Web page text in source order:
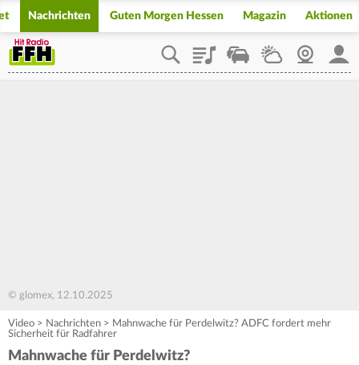
Nachrichten Guten Morgen Hessen Magazin Aktionen
PlaylistStaupilotWetterWebcam
© glomex, 12.10.2025
Video > Nachrichten > Mahnwache für Perdelwitz? ADFC fordert mehr
Sicherheit für Radfahrer
Mahnwache für Perdelwitz?